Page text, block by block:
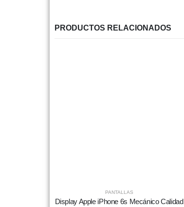
PRODUCTOS RELACIONADOS
PANTALLAS
Display Apple iPhone 6s Mecánico Calidad